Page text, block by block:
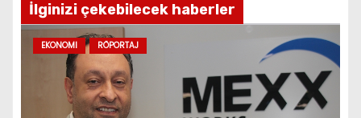
İlginizi çekebilecek haberler
EKONOMI RÖPORTAJ